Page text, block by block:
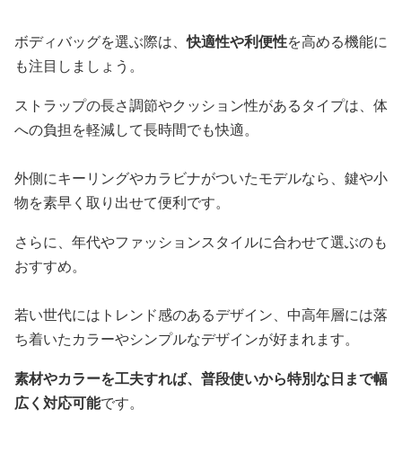
ボディバッグを選ぶ際は、快適性や利便性を高める機能に
も注目しましょう。
ストラップの長さ調節やクッション性があるタイプは、体
への負担を軽減して長時間でも快適。
外側にキーリングやカラビナがついたモデルなら、鍵や小
物を素早く取り出せて便利です。
さらに、年代やファッションスタイルに合わせて選ぶのも
おすすめ。
若い世代にはトレンド感のあるデザイン、中高年層には落
ち着いたカラーやシンプルなデザインが好まれます。
素材やカラーを工夫すれば、普段使いから特別な日まで幅
広く対応可能です。